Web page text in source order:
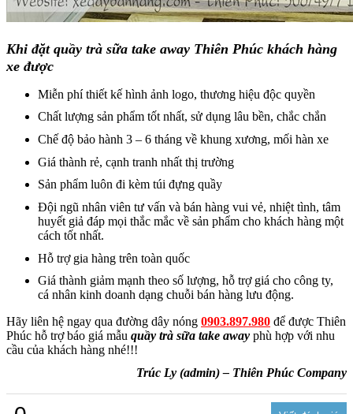
Khi đặt quầy trà sữa take away Thiên Phúc khách hàng
xe được
Miễn phí thiết kế hình ảnh logo, thương hiệu độc quyền
Chất lượng sản phẩm tốt nhất, sử dụng lâu bền, chắc chắn
Chế độ bảo hành 3 – 6 tháng về khung xương, mối hàn xe
Giá thành rẻ, cạnh tranh nhất thị trường
Sản phẩm luôn đi kèm túi đựng quầy
Đội ngũ nhân viên tư vấn và bán hàng vui vẻ, nhiệt tình, tâm
huyết giả đáp mọi thắc mắc về sản phẩm cho khách hàng một
cách tốt nhất.
Hỗ trợ gia hàng trên toàn quốc
Giá thành giảm mạnh theo số lượng, hỗ trợ giá cho công ty,
cá nhân kinh doanh dạng chuỗi bán hàng lưu động.
Hãy liên hệ ngay qua đường dây nóng 0903.897.980 để được Thiên
Phúc hỗ trợ báo giá mẫu quầy trà sữa take away phù hợp với nhu
cầu của khách hàng nhé!!!
Trúc Ly (admin) – Thiên Phúc Company